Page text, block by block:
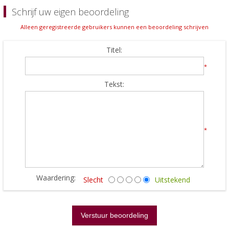
Schrijf uw eigen beoordeling
Alleen geregistreerde gebruikers kunnen een beoordeling schrijven
Titel:
*
Tekst:
*
Waardering: Slecht Uitstekend